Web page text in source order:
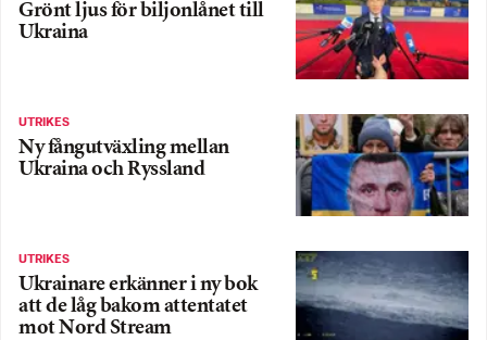
Grönt ljus för biljonlånet till
Ukraina
UTRIKES
Ny fångutväxling mellan
Ukraina och Ryssland
UTRIKES
Ukrainare erkänner i ny bok
att de låg bakom attentatet
mot Nord Stream